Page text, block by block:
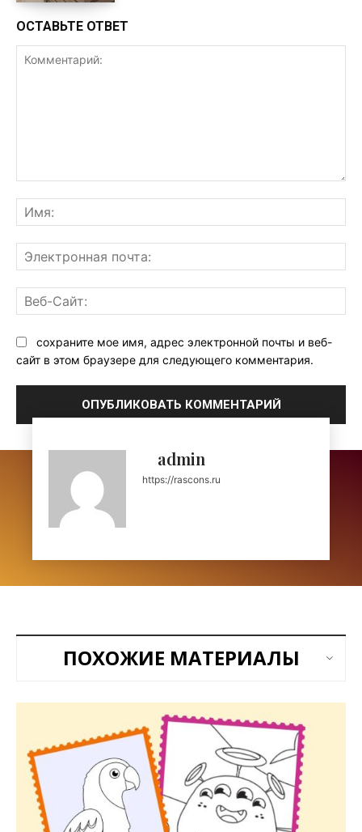
ОСТАВЬТЕ ОТВЕТ
сохраните мое имя, адрес электронной почты и веб-
сайт в этом браузере для следующего комментария.
admin
https://rascons.ru
ПОХОЖИЕ МАТЕРИАЛЫ